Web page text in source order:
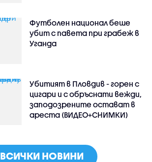
Футболен национал беше
убит с павета при грабеж в
Уганда
Убитият в Пловдив - горен с
цигари и с обръснати вежди,
заподозрените остават в
ареста (ВИДЕО+СНИМКИ)
ВСИЧКИ НОВИНИ